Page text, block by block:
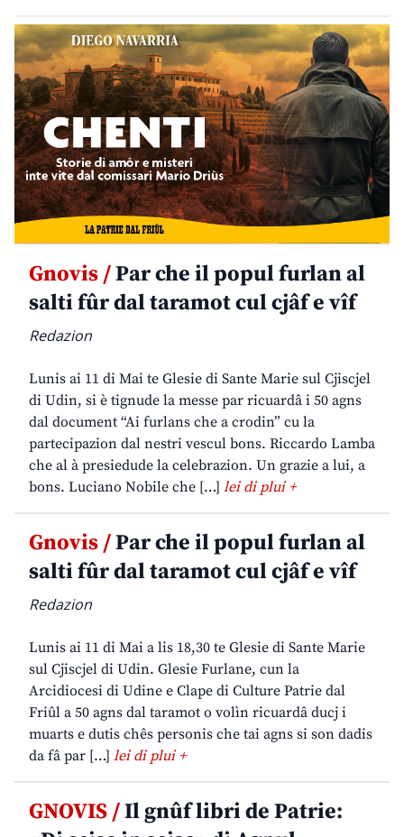
Gnovis /Par che il popul furlan al
salti fûr dal taramot cul cjâf e vîf
Redazion
Lunis ai 11 di Mai te Glesie di Sante Marie sul Cjiscjel
di Udin, si è tignude la messe par ricuardâ i 50 agns
dal document “Ai furlans che a crodin” cu la
partecipazion dal nestri vescul bons. Riccardo Lamba
che al à presiedude la celebrazion. Un grazie a lui, a
bons. Luciano Nobile che […] lei di plui +
Gnovis /Par che il popul furlan al
salti fûr dal taramot cul cjâf e vîf
Redazion
Lunis ai 11 di Mai a lis 18,30 te Glesie di Sante Marie
sul Cjiscjel di Udin. Glesie Furlane, cun la
Arcidiocesi di Udine e Clape di Culture Patrie dal
Friûl a 50 agns dal taramot o volìn ricuardâ ducj i
muarts e dutis chês personis che tai agns si son dadis
da fâ par […] lei di plui +
GNOVIS /Il gnûf libri de Patrie: